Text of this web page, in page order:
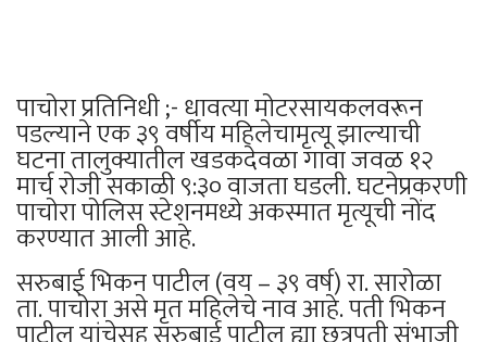
पाचोरा प्रतिनिधी ;- धावत्या मोटरसायकलवरून
पडल्याने एक ३९ वर्षीय महिलेचामृत्यू झाल्याची
घटना तालुक्यातील खडकदेवळा गावा जवळ १२
मार्च रोजी सकाळी ९:३० वाजता घडली. घटनेप्रकरणी
पाचोरा पोलिस स्टेशनमध्ये अकस्मात मृत्यूची नोंद
करण्यात आली आहे.
सरुबाई भिकन पाटील (वय – ३९ वर्ष) रा. सारोळा
ता. पाचोरा असे मृत महिलेचे नाव आहे. पती भिकन